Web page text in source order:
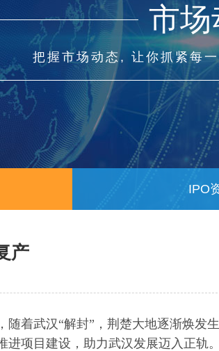
市场
把握市场动态, 让你抓紧每
IPO
产
随着武汉“解封”，荆楚大地逐渐焕发
项目建设，助力武汉发展迈入正轨。